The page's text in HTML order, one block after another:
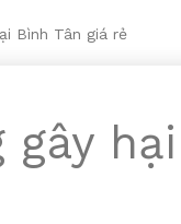
Bình Tân giá rẻ